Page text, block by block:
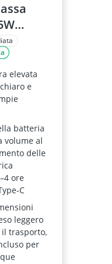
elevata
e
batteria
volume al
delle
ore
C
leggero
trasporto,
per